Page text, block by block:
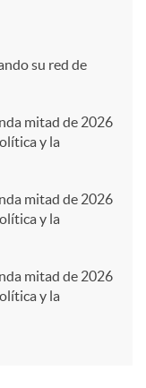
su red de
mitad de 2026
y la
mitad de 2026
y la
mitad de 2026
y la